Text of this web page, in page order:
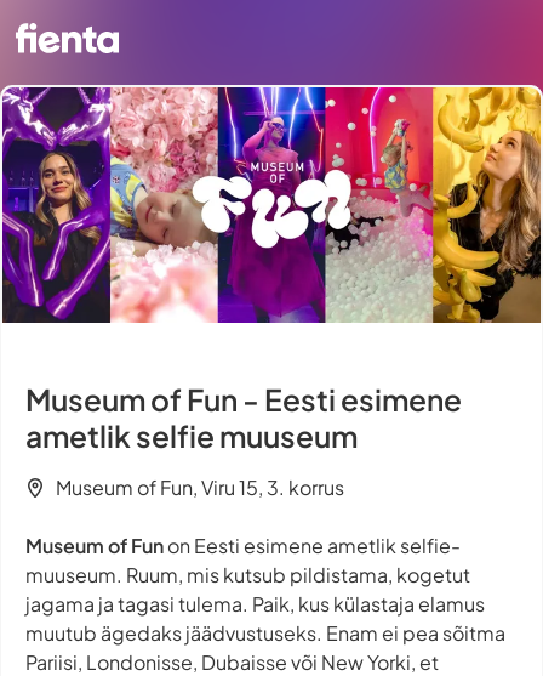
Museum of Fun - Eesti esimene
ametlik selfie muuseum
Museum of Fun, Viru 15, 3. korrus
Museum of Funon Eesti esimene ametlik selfie-
muuseum. Ruum, mis kutsub pildistama, kogetut
jagama ja tagasi tulema. Paik, kus külastaja elamus
muutub ägedaks jäädvustuseks. Enam ei pea sõitma
Pariisi, Londonisse, Dubaisse või New Yorki, et